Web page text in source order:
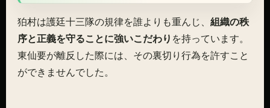
狛村は護廷十三隊の規律を誰よりも重んじ、 組織の秩
序と正義を守ることに強いこだわり を持っています。
東仙要が離反した際には、その裏切り行為を許すこと
ができませんでした。